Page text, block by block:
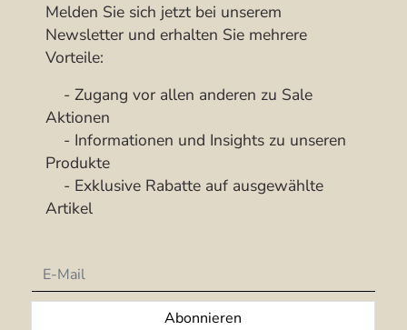
Melden Sie sich jetzt bei unserem
Newsletter und erhalten Sie mehrere
Vorteile:
- Zugang vor allen anderen zu Sale
Aktionen
- Informationen und Insights zu unseren
Produkte
- Exklusive Rabatte auf ausgewählte
Artikel
Newsletter
Abonnieren